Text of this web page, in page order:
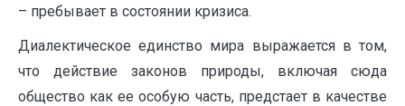
– пребывает в состоянии кризиса.
Диалектическое единство мира выражается в том,
что действие законов природы, включая сюда
общество как ее особую часть, предстает в качестве